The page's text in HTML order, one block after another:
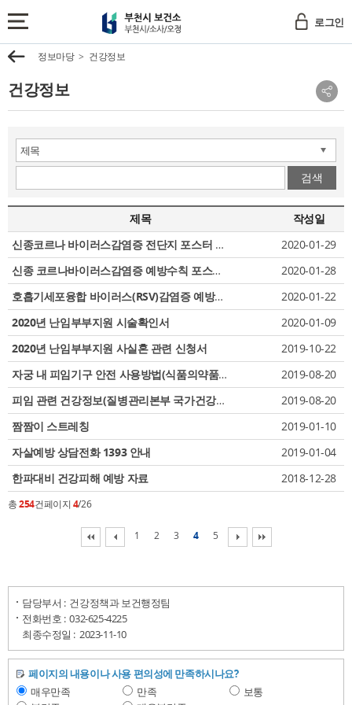
부
천
시
보
부
/
소
사
오
정
로그인
전
체
메
보
기
이
정보마당 건강정보
건강정보
소
셜
워
공
유
기
검색
제목
작성일
신종코르나 바이러스감염증 전단지 포스터 시안
2020-01-29
신종 코르나바이러스감염증 예방수칙 포스터 (국문,중문,영문)2020-01-28
호흡기세포융합 바이러스(RSV)감염증 예방수칙 포스터(산후조리원용
2020-01-22
2020년 난임부부지원 시술확인서
2020-01-09
2020년 난임부부지원 사실혼 관련 신청서
2019-10-22
자궁 내 피임기구 안전 사용방법(식품의약품안전처)
2019-08-20
피임 관련 건강정보(질병관리본부 국가건강정보포털)
2019-08-20
짬짬이 스트레칭
2019-01-10
자살예방 상담전화 1393 안내
2019-01-04
한파대비 건강피해 예방 자료
2018-12-28
총254건페이지 4/26
1 2 3 4 5
담당부서 : 건강정책과 보건행정팀
전화번호 : 032-625-4225
최종수정일 : 2023-11-10
페이지의 내용이나 사용 편의성에 만족하시나요?
매우만족
만족
보통